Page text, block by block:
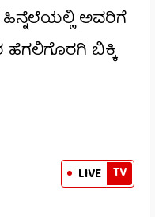
ಅವರಿಗೆ
ಬಿಕ್ಕಿ
LIVE TV